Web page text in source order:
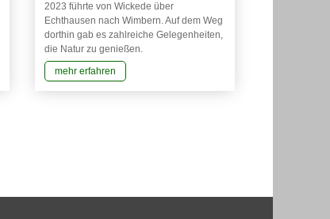
2023 führte von Wickede über
Echthausen nach Wimbern. Auf dem Weg
dorthin gab es zahlreiche Gelegenheiten,
die Natur zu genießen.
mehr erfahren